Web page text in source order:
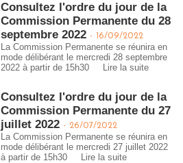
Consultez l'ordre du jour de la
Commission Permanente du 28
septembre 2022 - 16/09/2022
La Commission Permanente se réunira en
mode délibérant le mercredi 28 septembre
2022 à partir de 15h30
Lire la suite
Consultez l'ordre du jour de la
Commission Permanente du 27
juillet 2022 - 26/07/2022
La Commission Permanente se réunira en
mode délibérant le mercredi 27 juillet 2022
à partir de 15h30
Lire la suite